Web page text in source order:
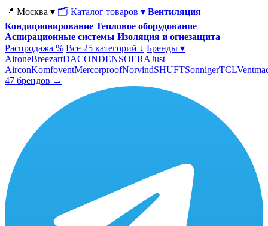
📍 Москва ▾ 🗂 Каталог товаров ▾ Вентиляция
Кондиционирование Тепловое оборудование
Аспирационные системы Изоляция и огнезащита
Распродажа % Все 25 категорий ↓ Бренды ▾
AironeBreezartDACONDENSOERAJust
AirconKomfoventMercorproofNorvindSHUFTSonnigerTCL
47 брендов →